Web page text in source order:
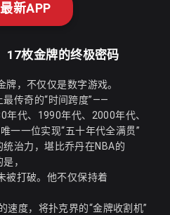
新APP
17枚金牌的终极密码
，不仅仅是数字游戏。
传奇的“时间跨度”——
年代、1990年代、2000年代、
一一位实现“五十年代全满贯”
治力，堪比乔丹在NBA的
，
被打破。他不仅保持着
速度，将扑克界的“金牌收割机”